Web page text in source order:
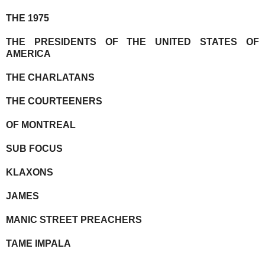
THE 1975
THE PRESIDENTS OF THE UNITED STATES OF
AMERICA
THE CHARLATANS
THE COURTEENERS
OF MONTREAL
SUB FOCUS
KLAXONS
JAMES
MANIC STREET PREACHERS
TAME IMPALA